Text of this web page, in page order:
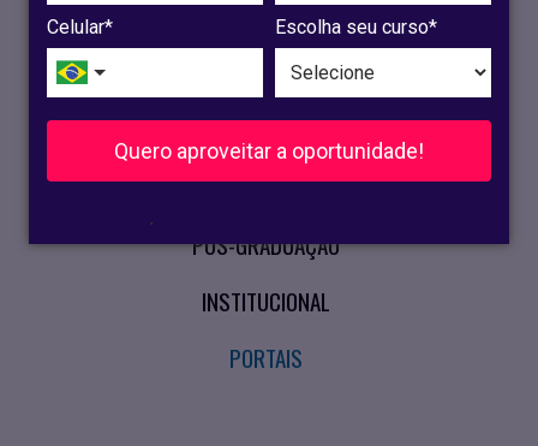
Celular* Escolha seu curso*
Quero aproveitar a oportunidade!
.
OLINDA
RECIFE
VESTIBULAR
CURSOS PRESENCIAIS
PÓS-GRADUAÇÃO
INSTITUCIONAL
PORTAIS